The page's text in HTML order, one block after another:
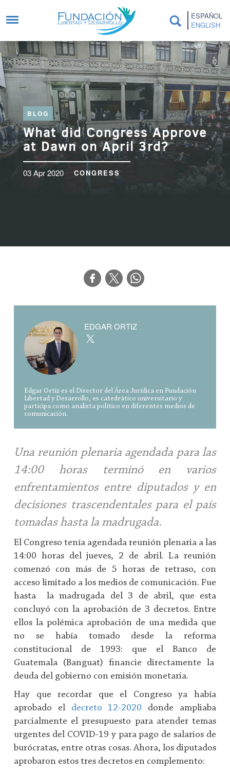
ESPAÑOL
ENGLISH
BLOG
What did Congress Approve
at Dawn on April 3rd?
03 Apr 2020 CONGRESS
Una reunión plenaria agendada para las
14:00 horas terminó en varios
enfrentamientos entre diputados y en
decisiones trascendentales para el país
tomadas hasta la madrugada.
El Congreso tenía agendada reunión plenaria a las
14:00 horas del jueves, 2 de abril. La reunión
comenzó con más de 5 horas de retraso, con
acceso limitado a los medios de comunicación. Fue
hasta la madrugada del 3 de abril, que esta
concluyó con la aprobación de 3 decretos. Entre
ellos la polémica aprobación de una medida que
no se había tomado desde la reforma
constitucional de 1993: que el Banco de
Guatemala (Banguat) financie directamente la
deuda del gobierno con emisión monetaria.
Hay que recordar que el Congreso ya había
aprobado el decreto 12-2020 donde ampliaba
parcialmente el presupuesto para atender temas
urgentes del COVID-19 y para pago de salarios de
burócratas, entre otras cosas. Ahora, los diputados
aprobaron estos tres decretos en complemento:
EDGAR ORTIZ
Edgar Ortiz es el Director del Área Jurídica en Fundación
Libertad y Desarrollo, es catedrático universitario y
participa como analista político en diferentes medios de
comunicación.